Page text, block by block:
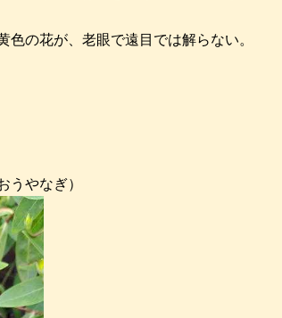
の花が、老眼で遠目では解らない。
うやなぎ）